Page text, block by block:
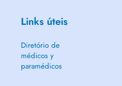
Links úteis
Diretório de
médicos y
paramédicos